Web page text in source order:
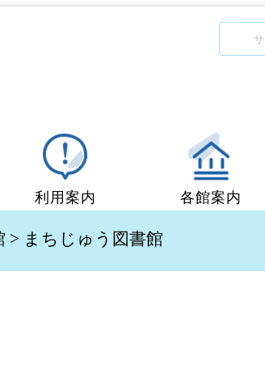
約
利用案内
図書館利用案内
各館案内
> まちじゅう図書館